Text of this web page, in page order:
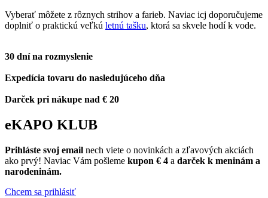
Vyberať môžete z rôznych strihov a farieb. Naviac icj doporučujeme
doplniť o praktickú veľkú letnú tašku, ktorá sa skvele hodí k vode.
30 dní na rozmyslenie
Expedícia tovaru do nasledujúceho dňa
Darček pri nákupe nad € 20
eKAPO KLUB
Prihláste svoj email nech viete o novinkách a zľavových akciách
ako prvý! Naviac Vám pošleme kupon € 4 a darček k meninám a
narodeninám.
Chcem sa prihlásiť